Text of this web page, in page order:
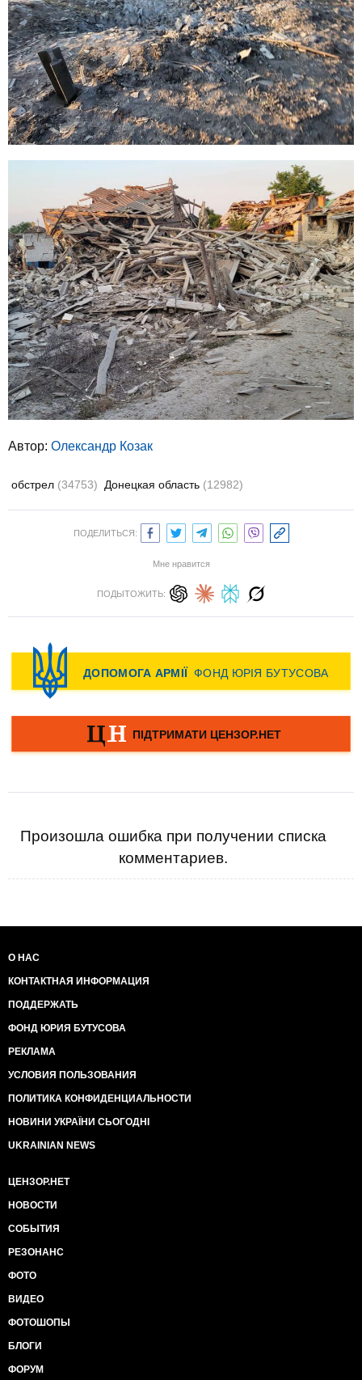
Автор: Олександр Козак
обстрел (34753) Донецкая область (12982)
ПОДЕЛИТЬСЯ:
Мне нравится
ПОДЫТОЖИТЬ:
Произошла ошибка при получении списка
комментариев.
О НАС
КОНТАКТНАЯ ИНФОРМАЦИЯ
ПОДДЕРЖАТЬ
ФОНД ЮРИЯ БУТУСОВА
РЕКЛАМА
УСЛОВИЯ ПОЛЬЗОВАНИЯ
ПОЛИТИКА КОНФИДЕНЦИАЛЬНОСТИ
НОВИНИ УКРАЇНИ СЬОГОДНІ
UKRAINIAN NEWS
ЦЕНЗОР.НЕТ
НОВОСТИ
СОБЫТИЯ
РЕЗОНАНС
ФОТО
ВИДЕО
ФОТОШОПЫ
БЛОГИ
ФОРУМ